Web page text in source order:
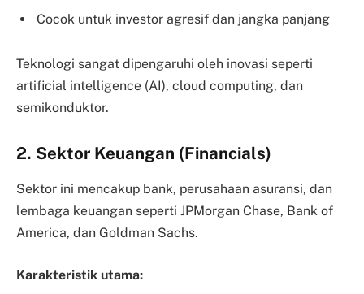
Cocok untuk investor agresif dan jangka panjang
Teknologi sangat dipengaruhi oleh inovasi seperti
artificial intelligence (AI), cloud computing, dan
semikonduktor.
2. Sektor Keuangan (Financials)
Sektor ini mencakup bank, perusahaan asuransi, dan
lembaga keuangan seperti JPMorgan Chase, Bank of
America, dan Goldman Sachs.
Karakteristik utama: